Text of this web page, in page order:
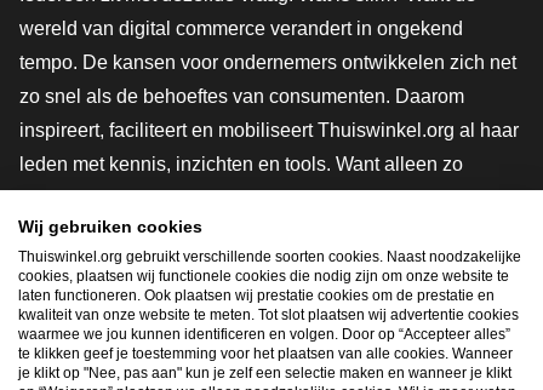
wereld van digital commerce verandert in ongekend
tempo. De kansen voor ondernemers ontwikkelen zich net
zo snel als de behoeftes van consumenten. Daarom
inspireert, faciliteert en mobiliseert Thuiswinkel.org al haar
leden met kennis, inzichten en tools. Want alleen zo
innovatievere toekomst. Dus groei ook mee en maak
shoppen slimmer.
Lid worden
Wij gebruiken cookies
Thuiswinkel.org gebruikt verschillende soorten cookies. Naast noodzakelijke
cookies, plaatsen wij functionele cookies die nodig zijn om onze website te
laten functioneren. Ook plaatsen wij prestatie cookies om de prestatie en
kwaliteit van onze website te meten. Tot slot plaatsen wij advertentie cookies
waarmee we jou kunnen identificeren en volgen. Door op “Accepteer alles”
te klikken geef je toestemming voor het plaatsen van alle cookies. Wanneer
je klikt op "Nee, pas aan" kun je zelf een selectie maken en wanneer je klikt